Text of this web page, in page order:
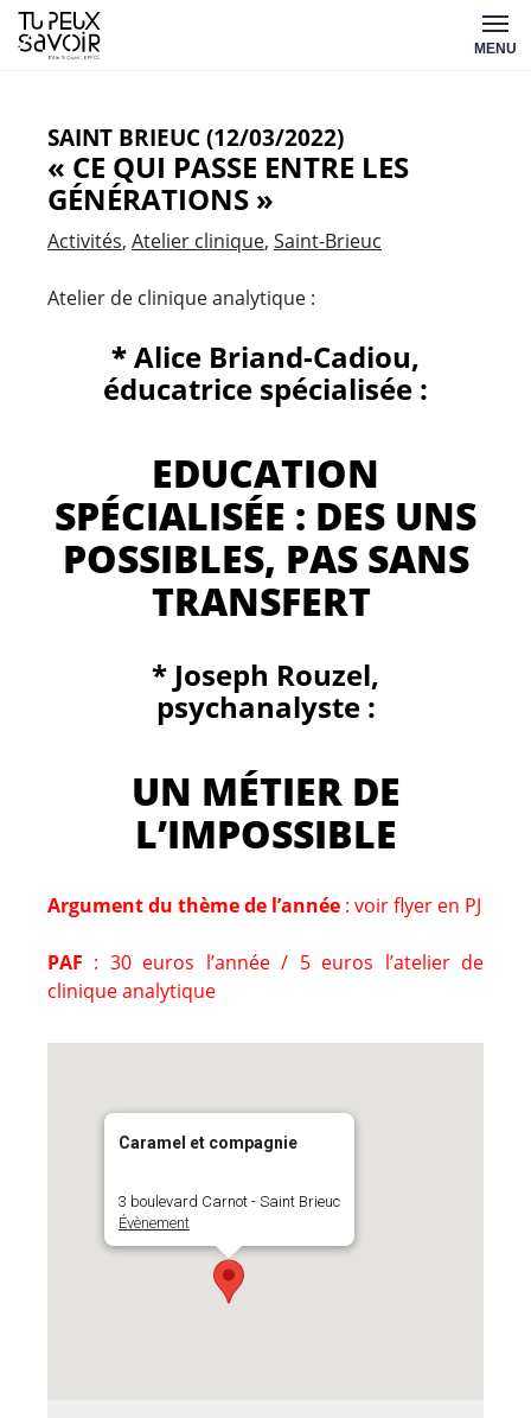
Aller
au
MENU
SAINT BRIEUC (12/03/2022)
« CE QUI PASSE ENTRE LES
GÉNÉRATIONS »
Activités Atelier clinique Saint-Brieuc
Atelier de clinique analytique :
*Alice Briand-Cadiou,
éducatrice spécialisée :
EDUCATION
SPÉCIALISÉE : DES UNS
POSSIBLES, PAS SANS
TRANSFERT
* Joseph Rouzel,
psychanalyste :
UN MÉTIER DE
L’IMPOSSIBLE
Argument du thème de l’année : voir flyer en PJ
PAF : 30 euros l’année / 5 euros l’atelier de
clinique analytique
Caramel et compagnie
3 boulevard Carnot - Saint Brieuc
Évènement